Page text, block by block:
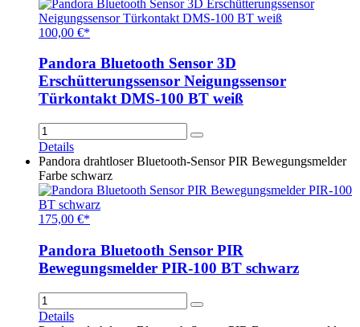
100,00 €*
Pandora Bluetooth Sensor 3D
Erschütterungssensor Neigungssensor
Türkontakt DMS-100 BT weiß
Details
Pandora drahtloser Bluetooth-Sensor PIR Bewegungsmelder
Farbe schwarz
175,00 €*
Pandora Bluetooth Sensor PIR
Bewegungsmelder PIR-100 BT schwarz
Details